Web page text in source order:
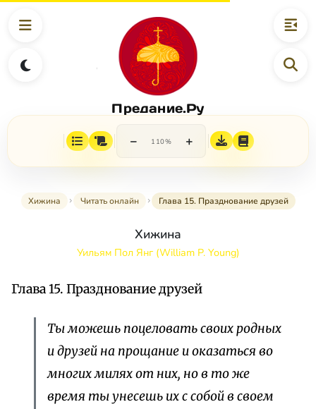
Предание.Ру
− 110% +
Хижина Читать онлайн Глава 15. Празднование друзей
Хижина
Уильям Пол Янг (William P. Young)
Глава 15. Празднование друзей
Ты можешь поцеловать своих родных
и друзей на прощание и оказаться во
многих милях от них, но в то же
время ты унесешь их с собой в своем